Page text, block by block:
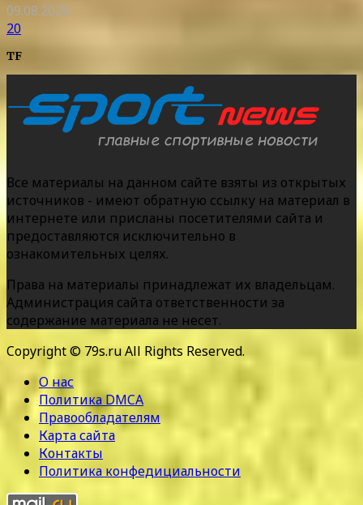
09.08.2026
20
TF
Все материалы на данном сайте взяты из открытых
источников - имеют обратную ссылку на материал в
интернете или присланы посетителями сайта и
предоставляются исключительно в
ознакомительных целях.
Права на материалы принадлежат их владельцам.
Администрация сайта ответственности за
содержание материала не несет.
Copyright © 79s.ru All Rights Reserved.
О нас
Политика DMCA
Правообладателям
Карта сайта
Контакты
Политика конфедициальности